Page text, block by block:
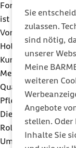
Sie
zulassen.
sind nötig,
unserer
Meine
weiteren
Angebote
stellen.
Inhalte Sie
Formulare gibt es
ist die Barmer mit
Vorpommern,
Holstein und
Kurs ergänzt das
Menschen, die in
Qualifikation
Pflegethemen
Diese Themen sind
Rolle als Helferin
Umgang mit